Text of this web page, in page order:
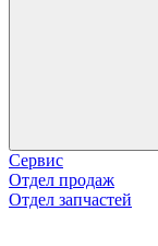
Сервис
Отдел продаж
Отдел запчастей